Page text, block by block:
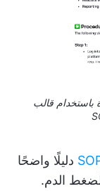
باستخدام قالب
دليلًا واضحًا
الدم.